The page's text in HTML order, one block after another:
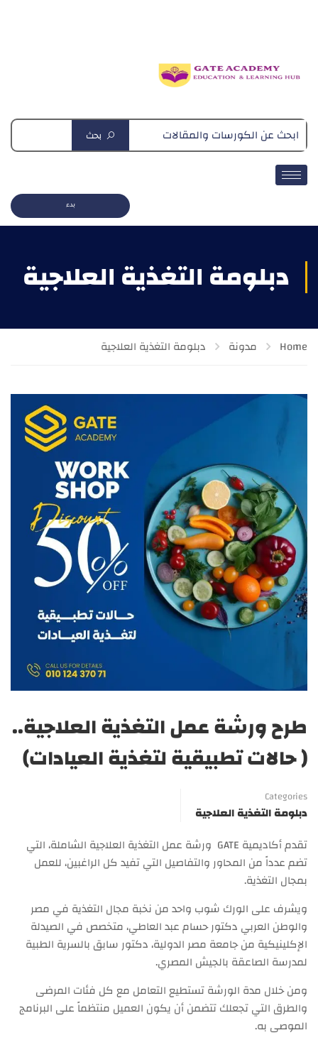
بحث
بدء
دبلومة التغذية العلاجية
Home مدونة دبلومة التغذية العلاجية
طرح ورشة عمل التغذية العلاجية..
( حالات تطبيقية لتغذية العيادات)
Categories
دبلومة التغذية العلاجية
تقدم أكاديمية GATE ورشة عمل التغذية العلاجية الشاملة، التي
تضم عدداً من المحاور والتفاصيل التي تفيد كل الراغبين، للعمل
بمجال التغذية.
ويشرف على الورك شوب واحد من نخبة مجال التغذية في مصر
والوطن العربي دكتور حسام عبد العاطي، متخصص في الصيدلة
الإكلينيكية من جامعة مصر الدولية، دكتور سابق بالسرية الطبية
لمدرسة الصاعقة بالجيش المصري.
ومن خلال مدة الورشة تستطيع التعامل مع كل فئات المرضى
والطرق التي تجعلك تتضمن أن يكون العميل منتظماً على البرنامج
الموصى به.